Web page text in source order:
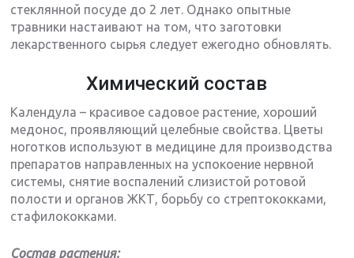
стеклянной посуде до 2 лет. Однако опытные
травники настаивают на том, что заготовки
лекарственного сырья следует ежегодно обновлять.
Химический состав
Календула – красивое садовое растение, хороший
медонос, проявляющий целебные свойства. Цветы
ноготков используют в медицине для производства
препаратов направленных на успокоение нервной
системы, снятие воспалений слизистой ротовой
полости и органов ЖКТ, борьбу со стрептококками,
стафилококками.
Состав растения: